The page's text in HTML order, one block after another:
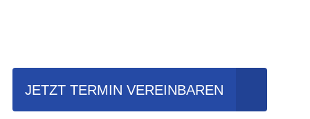
JETZT TERMIN VEREINBAREN